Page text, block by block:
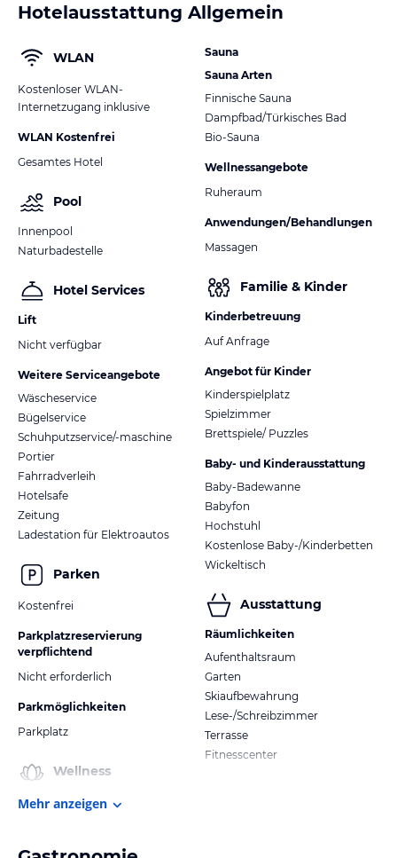
Hotelausstattung Allgemein
WLAN
Kostenloser WLAN-
Internetzugang inklusive
WLAN Kostenfrei
Gesamtes Hotel
Pool
Innenpool
Naturbadestelle
Hotel Services
Lift
Nicht verfügbar
Weitere Serviceangebote
Wäscheservice
Bügelservice
Schuhputzservice/-maschine
Portier
Fahrradverleih
Hotelsafe
Zeitung
Ladestation für Elektroautos
Parken
Kostenfrei
Parkplatzreservierung
verpflichtend
Nicht erforderlich
Parkmöglichkeiten
Parkplatz
Wellness
Sauna
Sauna Arten
Finnische Sauna
Dampfbad/Türkisches Bad
Bio-Sauna
Wellnessangebote
Ruheraum
Anwendungen/Behandlungen
Massagen
Familie & Kinder
Kinderbetreuung
Auf Anfrage
Angebot für Kinder
Kinderspielplatz
Spielzimmer
Brettspiele/ Puzzles
Baby- und Kinderausstattung
Baby-Badewanne
Babyfon
Hochstuhl
Kostenlose Baby-/Kinderbetten
Wickeltisch
Ausstattung
Räumlichkeiten
Aufenthaltsraum
Garten
Skiaufbewahrung
Lese-/Schreibzimmer
Terrasse
Fitnesscenter
Mehr anzeigen